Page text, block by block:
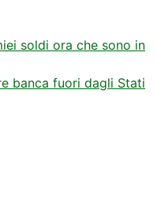
soldi ora che sono in
banca fuori dagli Stati